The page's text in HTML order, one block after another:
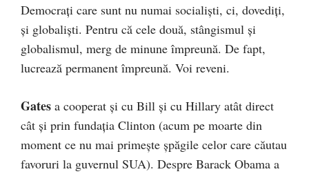
Democraţi care sunt nu numai socialişti, ci, dovediţi,
şi globalişti. Pentru că cele două, stângismul şi
globalismul, merg de minune împreună. De fapt,
lucrează permanent împreună. Voi reveni.
Gates a cooperat şi cu Bill şi cu Hillary atât direct
cât şi prin fundaţia Clinton (acum pe moarte din
moment ce nu mai primeşte şpăgile celor care căutau
favoruri la guvernul SUA). Despre Barack Obama a